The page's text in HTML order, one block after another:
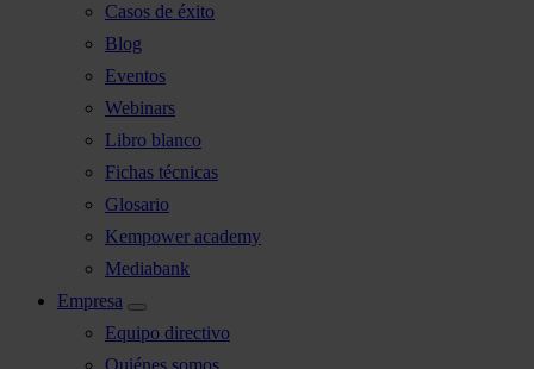
Casos de éxito
Blog
Eventos
Webinars
Libro blanco
Fichas técnicas
Glosario
Kempower academy
Mediabank
Empresa
Equipo directivo
Quiénes somos